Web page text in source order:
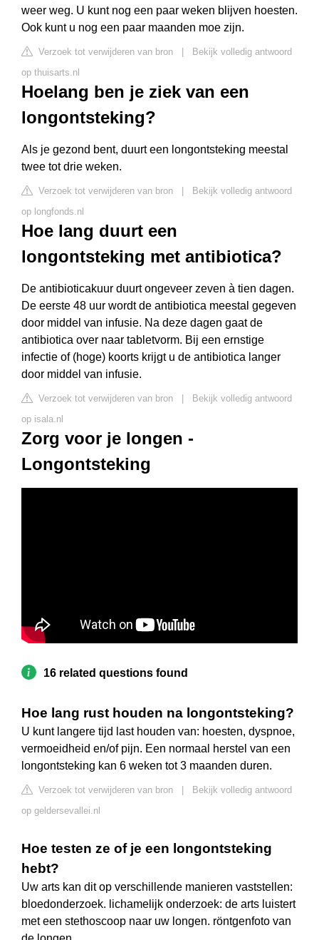
weer weg. U kunt nog een paar weken blijven hoesten.
Ook kunt u nog een paar maanden moe zijn.
Verzoek tot verwijderen van bron
Bekijk volledig antwoord
op thuisarts.nl
Hoelang ben je ziek van een
longontsteking?
Als je gezond bent, duurt een longontsteking meestal
twee tot drie weken.
Verzoek tot verwijderen van bron
Bekijk volledig antwoord
op longfonds.nl
Hoe lang duurt een
longontsteking met antibiotica?
De antibioticakuur duurt ongeveer zeven à tien dagen.
De eerste 48 uur wordt de antibiotica meestal gegeven
door middel van infusie. Na deze dagen gaat de
antibiotica over naar tabletvorm. Bij een ernstige
infectie of (hoge) koorts krijgt u de antibiotica langer
door middel van infusie.
Verzoek tot verwijderen van bron
Bekijk volledig antwoord
op isala.nl
Zorg voor je longen -
Longontsteking
16 related questions found
Hoe lang rust houden na longontsteking?
U kunt langere tijd last houden van: hoesten, dyspnoe,
vermoeidheid en/of pijn. Een normaal herstel van een
longontsteking kan 6 weken tot 3 maanden duren.
Verzoek tot verwijderen van bron
Bekijk volledig antwoord
op geldersevallei.nl
Hoe testen ze of je een longontsteking
hebt?
Uw arts kan dit op verschillende manieren vaststellen:
bloedonderzoek. lichamelijk onderzoek: de arts luistert
met een stethoscoop naar uw longen. röntgenfoto van